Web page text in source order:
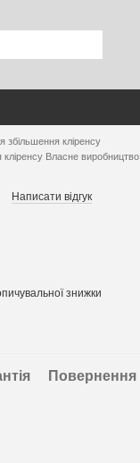
збільшення кліренсу
кліренсу Власне виробництво
Написати відгук
знижки
Повернення